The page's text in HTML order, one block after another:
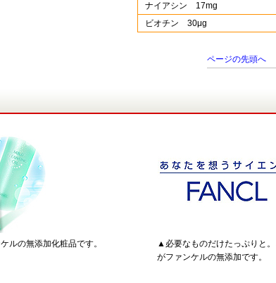
ナイアシン 17mg
ビオチン 30μg
ページの先頭へ
ルの無添加化粧品です。
▲必要なものだけたっぷりと
がファンケルの無添加です。